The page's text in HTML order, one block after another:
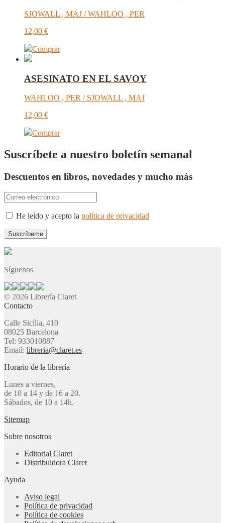
SJOWALL , MAJ / WAHLOO , PER
12,00 €
Comprar
ASESINATO EN EL SAVOY
WAHLOO , PER / SJOWALL , MAJ
12,00 €
Comprar
Suscríbete a nuestro boletín semanal
Descuentos en libros, novedades y mucho más
He leído y acepto la política de privacidad
Síguenos
© 2026 Librería Claret
Contacto
Calle Sicília, 410
08025 Barcelona
Tel: 933010887
Email: libreria@claret.es
Horario de la librería
Lunes a viernes,
de 10 a 14 y de 16 a 20.
Sábados, de 10 a 14h.
Sitemap
Sobre nosotros
Editorial Claret
Distribuidora Claret
Ayuda
Aviso legal
Política de privacidad
Política de cookies